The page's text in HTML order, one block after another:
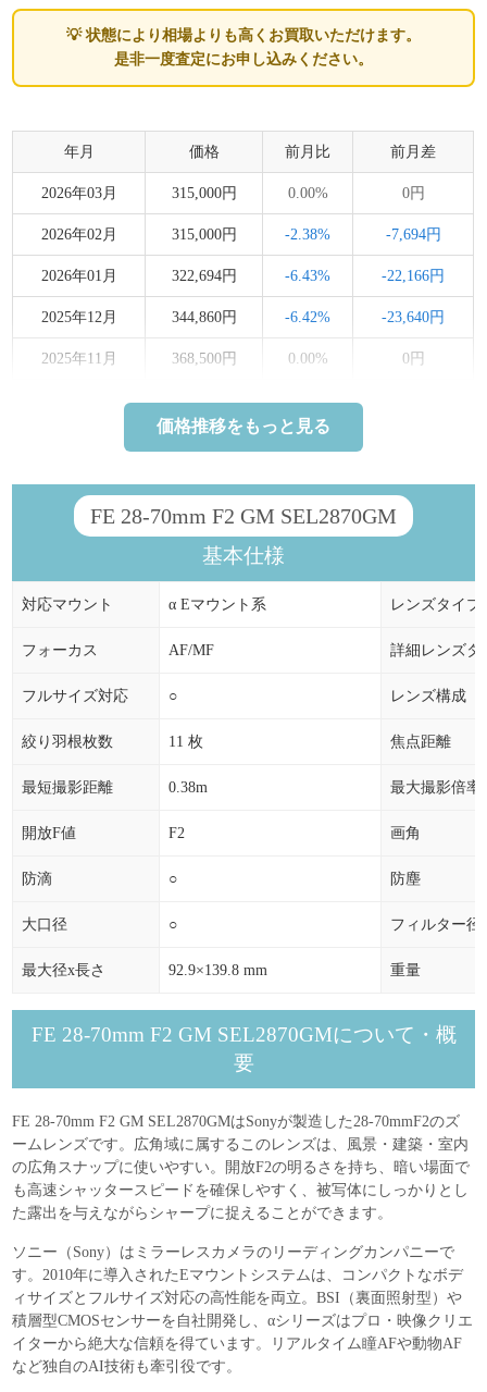
💡 状態により相場よりも高くお買取いただけます。
是非一度査定にお申し込みください。
年月 価格 前月比 前月差
2026年03月 315,000円 0.00% 0円
2026年02月 315,000円 -2.38% -7,694円
2026年01月 322,694円 -6.43% -22,166円
2025年12月 344,860円 -6.42% -23,640円
2025年11月 368,500円 0.00% 0円
368,500円 0.00%
2025年06月 368,500円 0.00% 0円
2025年05月 368,500円 0.00% 0円
368,500円
2025年03月 368,500円 0円
2025年02月 368,500円 +10,440円
2025年01月 358,060円 +360円
2024年12月 357,700円 0円
価格推移をもっと見る
FE 28-70mm F2 GM SEL2870GM
基本仕様
対応マウント α Eマウント系 レンズタイプ
フォーカス AF/MF 詳細レンズタ
フルサイズ対応 ○ レンズ構成
絞り羽根枚数 11 枚 焦点距離
最短撮影距離 0.38m 最大撮影倍率
開放F値 F2 画角
防滴 ○ 防塵
大口径 ○ フィルター径
最大径x長さ 92.9×139.8 mm 重量
FE 28-70mm F2 GM SEL2870GMについて・概
要
FE 28-70mm F2 GM SEL2870GMはSonyが製造した28-70mmF2のズ
ームレンズです。広角域に属するこのレンズは、風景・建築・室内
の広角スナップに使いやすい。開放F2の明るさを持ち、暗い場面で
も高速シャッタースピードを確保しやすく、被写体にしっかりとし
た露出を与えながらシャープに捉えることができます。
ソニー（Sony）はミラーレスカメラのリーディングカンパニーで
す。2010年に導入されたEマウントシステムは、コンパクトなボデ
ィサイズとフルサイズ対応の高性能を両立。BSI（裏面照射型）や
積層型CMOSセンサーを自社開発し、αシリーズはプロ・映像クリエ
イターから絶大な信頼を得ています。リアルタイム瞳AFや動物AF
など独自のAI技術も牽引役です。